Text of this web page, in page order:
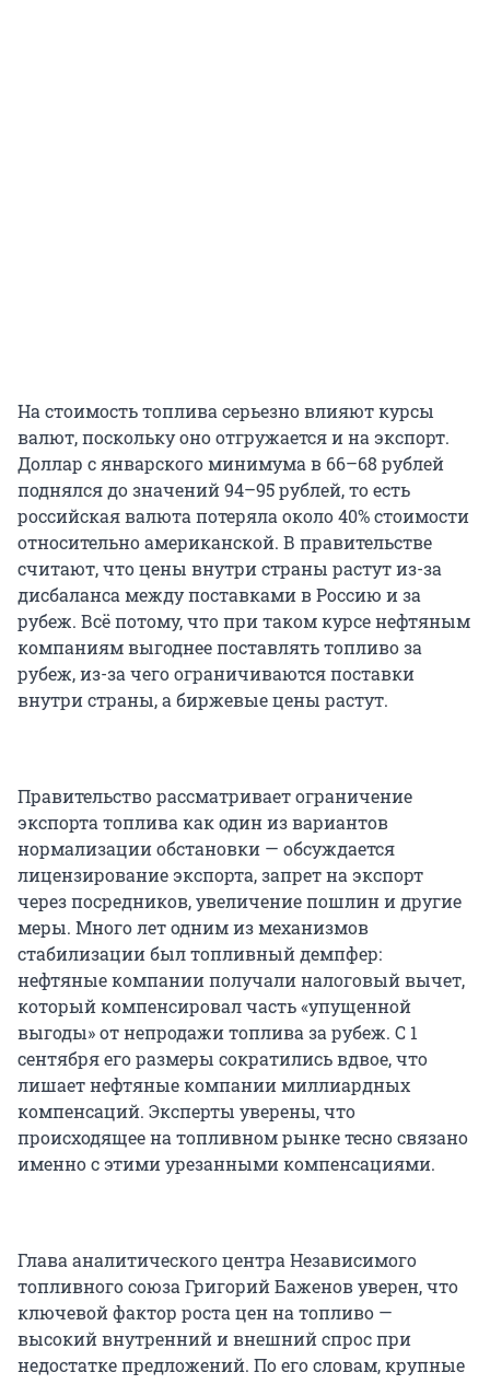
На стоимость топлива серьезно влияют курсы
валют, поскольку оно отгружается и на экспорт.
Доллар с январского минимума в 66–68 рублей
поднялся до значений 94–95 рублей, то есть
российская валюта потеряла около 40% стоимости
относительно американской. В правительстве
считают, что цены внутри страны растут из-за
дисбаланса между поставками в Россию и за
рубеж. Всё потому, что при таком курсе нефтяным
компаниям выгоднее поставлять топливо за
рубеж, из-за чего ограничиваются поставки
внутри страны, а биржевые цены растут.
Правительство рассматривает ограничение
экспорта топлива как один из вариантов
нормализации обстановки — обсуждается
лицензирование экспорта, запрет на экспорт
через посредников, увеличение пошлин и другие
меры. Много лет одним из механизмов
стабилизации был топливный демпфер:
нефтяные компании получали налоговый вычет,
который компенсировал часть «упущенной
выгоды» от непродажи топлива за рубеж. С 1
сентября его размеры сократились вдвое, что
лишает нефтяные компании миллиардных
компенсаций. Эксперты уверены, что
происходящее на топливном рынке тесно связано
именно с этими урезанными компенсациями.
Глава аналитического центра Независимого
топливного союза Григорий Баженов уверен, что
ключевой фактор роста цен на топливо —
высокий внутренний и внешний спрос при
недостатке предложений. По его словам, крупные